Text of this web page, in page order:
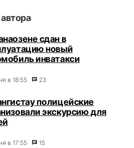
сдан в
новый
инватакси
в 18:55 23
полицейские
экскурсию для
в 17:55 15